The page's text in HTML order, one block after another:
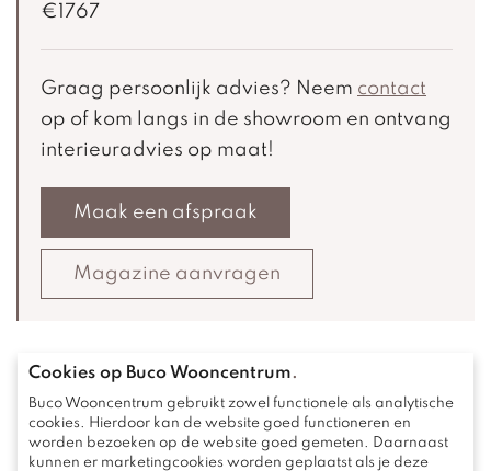
€1767
Graag persoonlijk advies? Neem contact
op of kom langs in de showroom en ontvang
interieuradvies op maat!
Maak een afspraak
Magazine aanvragen
Bekijk deze ook eens
Cookies op Buco Wooncentrum.
Buco Wooncentrum gebruikt zowel functionele als analytische
cookies. Hierdoor kan de website goed functioneren en
worden bezoeken op de website goed gemeten. Daarnaast
kunnen er marketingcookies worden geplaatst als je deze